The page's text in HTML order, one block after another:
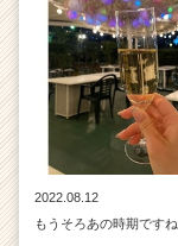
2022.08.12
もうそろあの時期ですね